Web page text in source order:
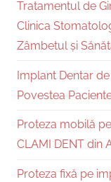
Tratamentul de
Clinica
Zâmbetul și
Implant Dentar
Povestea
Proteza mobilă
CLAMI DENT din
Proteza fixă pe